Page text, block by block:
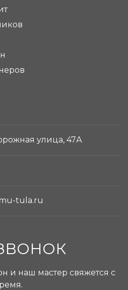
улица, 47А
tula.ru
и наш мастер свяжется с